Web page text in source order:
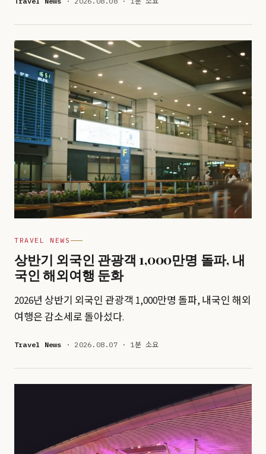
TRAVEL NEWS
상반기 외국인 관광객 1,000만명 돌파, 내
국인 해외여행 둔화
2026년 상반기 외국인 관광객 1,000만명 돌파, 내국인 해외
여행은 감소세로 돌아섰다.
Travel News · 2026.08.07 · 1분 소요